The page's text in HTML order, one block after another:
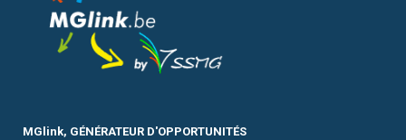
MGlink, GÉNÉRATEUR D'OPPORTUNITÉS